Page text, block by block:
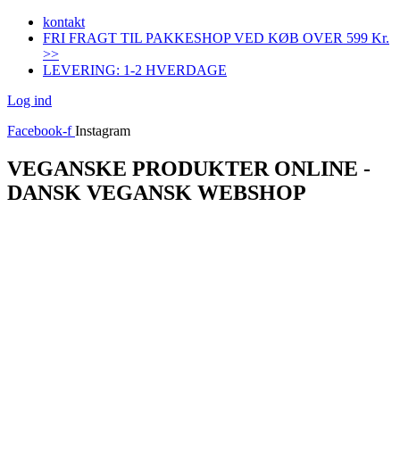
Videre
indhold
kontakt
FRI FRAGT TIL PAKKESHOP VED KØB OVER 599 Kr.
>>
LEVERING: 1-2 HVERDAGE
Log ind
Facebook-f Instagram
VEGANSKE PRODUKTER ONLINE -
DANSK VEGANSK WEBSHOP